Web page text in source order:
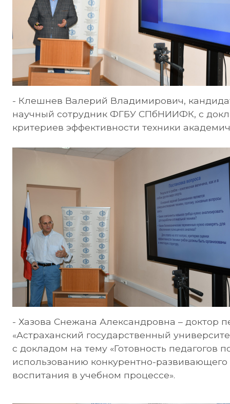
- Клешнев Валерий Владимирович,
научный сотрудник ФГБУ СПбНИИФК, с
критериев эффективности техники
- Хазова Снежана Александровна – доктор
«Астраханский государственный
с докладом на тему «Готовность педагогов
использованию конкурентно-
воспитания в учебном процессе».